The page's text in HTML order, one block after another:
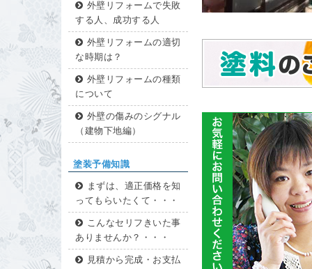
外壁リフォームで失敗
する人、成功する人
外壁リフォームの適切
な時期は？
外壁リフォームの種類
について
外壁の傷みのシグナル
（建物下地編）
塗装予備知識
まずは、適正価格を知
ってもらいたくて・・・
こんなセリフきいた事
ありませんか？・・・
見積から完成・お支払